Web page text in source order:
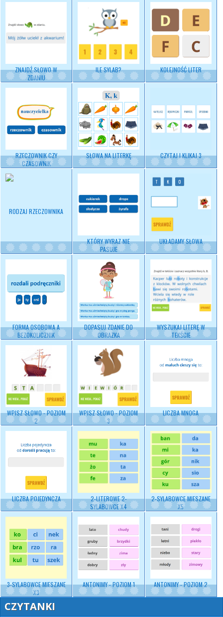
ZNAJDŹ SŁOWO W
ZDANIU
ILE SYLAB? KOLEJNOŚĆ LITER
RZECZOWNIK CZY
CZASOWNIK
SŁOWA NA LITERKĘ CZYTAJ I KLIKAJ 3
RODZAJ RZECZOWNIKA
KTÓRY WYRAZ NIE
PASUJE
UKŁADAMY SŁOWA
FORMA OSOBOWA A
BEZOKOLICZNIK
DOPASUJ ZDANIE DO
OBRAZKA
WYSZUKAJ LITERĘ W
TEKŚCIE
WPISZ SŁOWO - POZIOM
2
WPISZ SŁOWO - POZIOM
3
LICZBA MNOGA
LICZBA POJEDYNCZA
2-LITEROWE 2-
SYLABOWCE X4
2-SYLABOWCE MIESZANE
X5
3-SYLABOWCE MIESZANE
X3
ANTONIMY - POZIOM 1 ANTONIMY - POZIOM 2
CZYTANKI